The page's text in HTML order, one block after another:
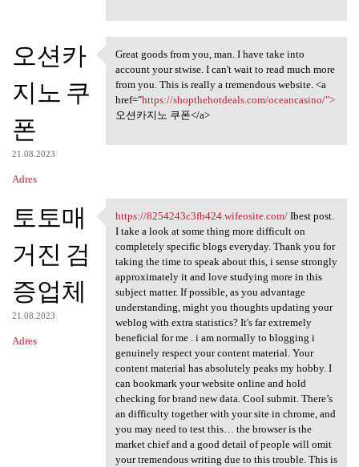
오션카
지노 쿠
폰
21.08.2023
Adres
Great goods from you, man. I
Great goods from you, man. I have take into
account your stwise. I can't wait to read much more
from you. This is really a tremendous website. <a
href="https://shopthehotdeals.com/oceancasino/">
오션카지노 쿠폰</a>
토토매
거진 검
증업체
21.08.2023
Adres
https://8254243c3fb424
https://8254243c3fb424.wifeosite.com/Ibest post.
I take a look at some thing more difficult on
completely specific blogs everyday. Thank you for
taking the time to speak about this, i sense strongly
approximately it and love studying more in this
subject matter. If possible, as you advantage
understanding, might you thoughts updating your
weblog with extra statistics? It's far extremely
beneficial for me . i am normally to blogging i
genuinely respect your content material. Your
content material has absolutely peaks my hobby. I
can bookmark your website online and hold
checking for brand new data. Cool submit. There’s
an difficulty together with your site in chrome, and
you may need to test this… the browser is the
market chief and a good detail of people will omit
your tremendous writing due to this trouble. This is